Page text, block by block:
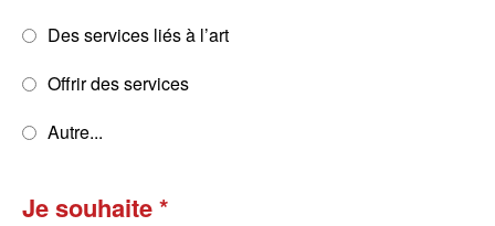
Des services liés à l’art
Offrir des services
Autre...
Je souhaite